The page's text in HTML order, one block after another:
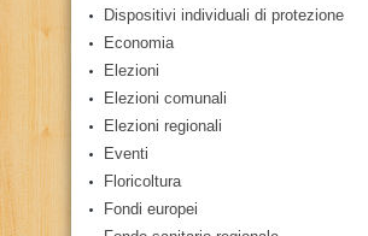
Dispositivi individuali di protezione
Economia
Elezioni
Elezioni comunali
Elezioni regionali
Eventi
Floricoltura
Fondi europei